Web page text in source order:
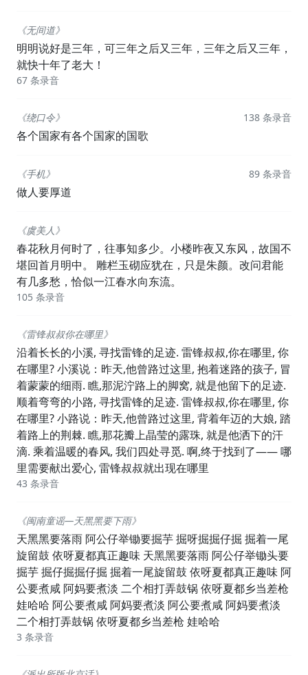
《无间道》
明明说好是三年，可三年之后又三年，三年之后又三年，
就快十年了老大！
67 条录音
《绕口令》
各个国家有各个国家的国歌
138 条录音
《手机》
做人要厚道
89 条录音
《虞美人》
春花秋月何时了，往事知多少。小楼昨夜又东风，故国不
堪回首月明中。 雕栏玉砌应犹在，只是朱颜。改问君能
有几多愁，恰似一江春水向东流。
105 条录音
《雷锋叔叔你在哪里》
沿着长长的小溪, 寻找雷锋的足迹. 雷锋叔叔,你在哪里, 你
在哪里? 小溪说：昨天,他曾路过这里, 抱着迷路的孩子, 冒
着蒙蒙的细雨. 瞧,那泥泞路上的脚窝, 就是他留下的足迹.
顺着弯弯的小路, 寻找雷锋的足迹. 雷锋叔叔,你在哪里, 你
在哪里? 小路说：昨天,他曾路过这里, 背着年迈的大娘, 踏
着路上的荆棘. 瞧,那花瓣上晶莹的露珠, 就是他洒下的汗
滴. 乘着温暖的春风, 我们四处寻觅. 啊,终于找到了—— 哪
里需要献出爱心, 雷锋叔叔就出现在哪里
43 条录音
《闽南童谣—天黑黑要下雨》
天黑黑要落雨 阿公仔举锄要掘芋 掘呀掘掘仔掘 掘着一尾
旋留鼓 依呀夏都真正趣味 天黑黑要落雨 阿公仔举锄头要
掘芋 掘仔掘掘仔掘 掘着一尾旋留鼓 依呀夏都真正趣味 阿
公要煮咸 阿妈要煮淡 二个相打弄鼓锅 依呀夏都乡当差枪
娃哈哈 阿公要煮咸 阿妈要煮淡 阿公要煮咸 阿妈要煮淡
二个相打弄鼓锅 依呀夏都乡当差枪 娃哈哈
3 条录音